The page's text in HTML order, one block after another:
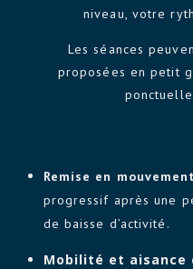
niveau, votre
Les séances
proposées en petit
Remise en mouvement
progressif après une
de baisse d’activité.
Mobilité et aisance